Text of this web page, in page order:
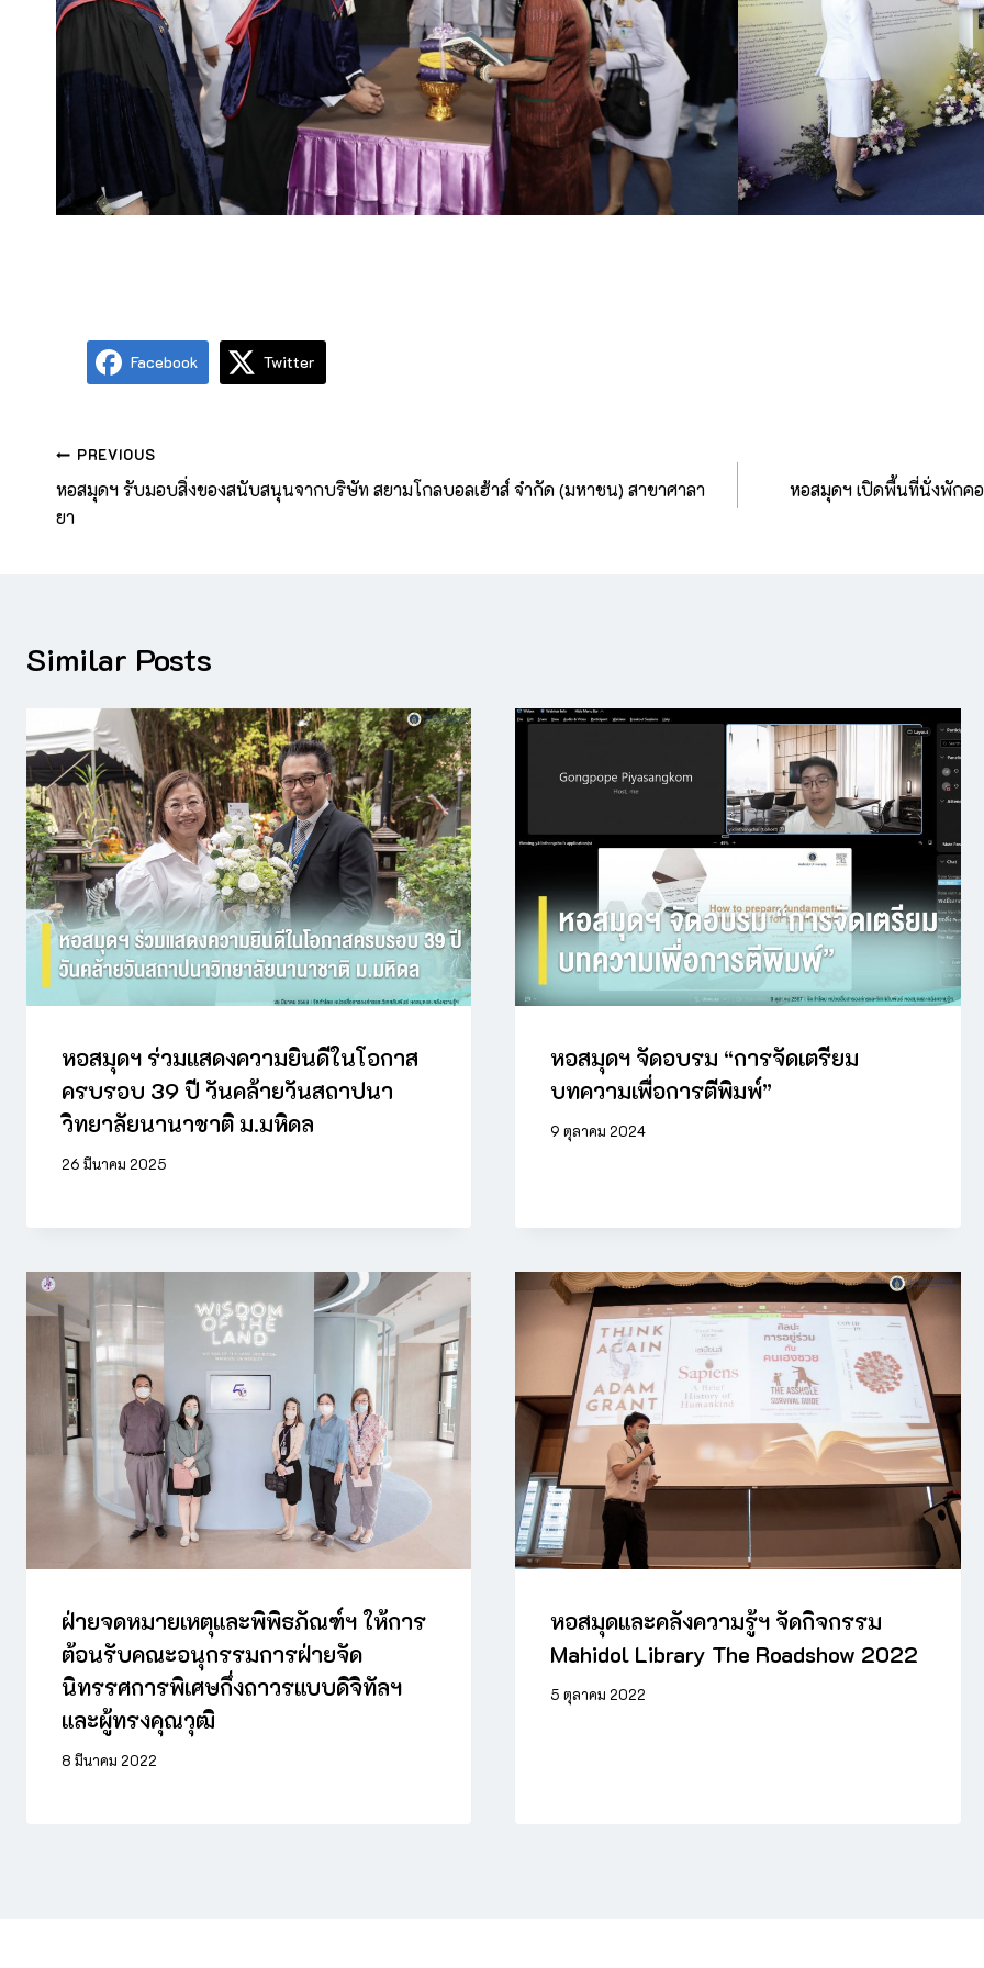
Facebook Twitter
PREVIOUS
หอสมุดฯ รับมอบสิ่งของสนับสนุนจากบริษัท สยามโกลบอลเฮ้าส์ จำกัด (มหาชน) สาขาศาลา
ยา
หอสมุดฯ เปิดพื้นที่นั่งพักค
Similar Posts
หอสมุดฯ ร่วมแสดงความยินดีในโอกาส
ครบรอบ 39 ปี วันคล้ายวันสถาปนา
วิทยาลัยนานาชาติ ม.มหิดล
26 มีนาคม 2025
หอสมุดฯ จัดอบรม “การจัดเตรียม
บทความเพื่อการตีพิมพ์”
9 ตุลาคม 2024
ฝ่ายจดหมายเหตุและพิพิธภัณฑ์ฯ ให้การ
ต้อนรับคณะอนุกรรมการฝ่ายจัด
นิทรรศการพิเศษกึ่งถาวรแบบดิจิทัลฯ
และผู้ทรงคุณวุฒิ
8 มีนาคม 2022
หอสมุดและคลังความรู้ฯ จัดกิจกรรม
Mahidol Library The Roadshow 2022
5 ตุลาคม 2022